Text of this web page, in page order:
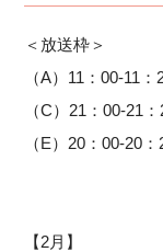
＜放送枠＞
（A）11：00-11
（C）21：00-21
（E）20：00-20
【2月】